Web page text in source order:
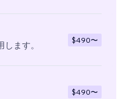
ます。
$490〜
$490〜